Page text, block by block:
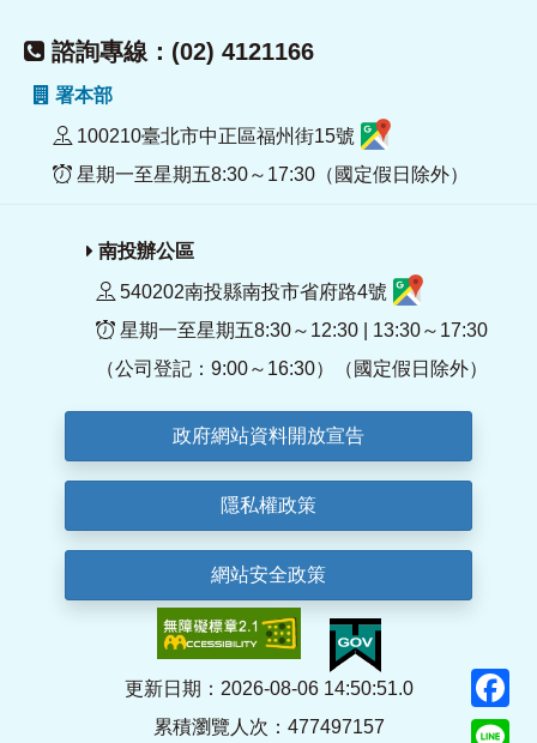
諮詢專線：(02) 4121166
署本部
100210臺北市中正區福州街15號
星期一至星期五8:30～17:30（國定假日除外）
南投辦公區
540202南投縣南投市省府路4號
星期一至星期五8:30～12:30 | 13:30～17:30
（公司登記：9:00～16:30）（國定假日除外）
政府網站資料開放宣告
隱私權政策
網站安全政策
更新日期：2026-08-06 14:50:51.0
累積瀏覽人次：477497157